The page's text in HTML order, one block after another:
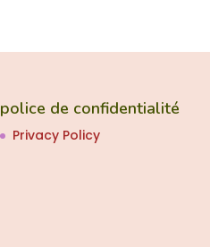
police de confidentialité
Privacy Policy